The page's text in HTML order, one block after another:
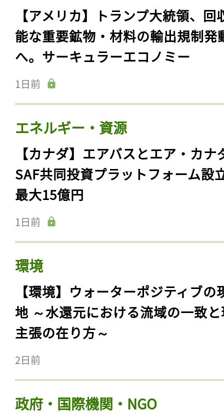
【アメリカ】トランプ大統領、回
能な重要鉱物・材料の輸出規制発
へ。サーキュラーエコノミー
1日前
エネルギー・資源
【カナダ】エアバスとエア・カナ
SAF共同投資プラットフォーム設
最大15億円
1日前
環境
【環境】ウォーターポジティブの
地 ～水還元における流域の一致
主張の在り方～
2日前
政府・国際機関・NGO